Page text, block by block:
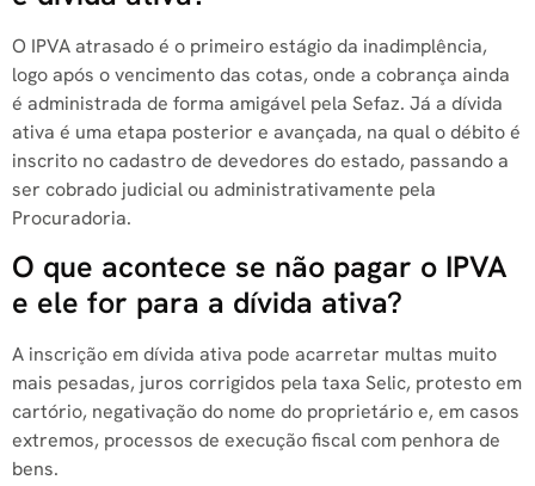
O IPVA atrasado é o primeiro estágio da inadimplência,
logo após o vencimento das cotas, onde a cobrança ainda
é administrada de forma amigável pela Sefaz. Já a dívida
ativa é uma etapa posterior e avançada, na qual o débito é
inscrito no cadastro de devedores do estado, passando a
ser cobrado judicial ou administrativamente pela
Procuradoria.
O que acontece se não pagar o IPVA
e ele for para a dívida ativa?
A inscrição em dívida ativa pode acarretar multas muito
mais pesadas, juros corrigidos pela taxa Selic, protesto em
cartório, negativação do nome do proprietário e, em casos
extremos, processos de execução fiscal com penhora de
bens.